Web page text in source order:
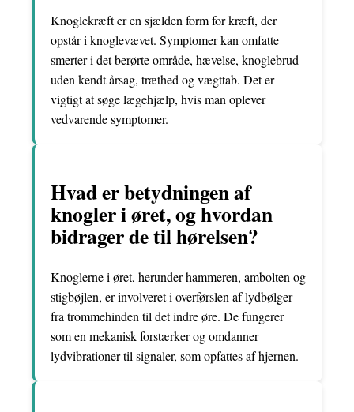
Knoglekræft er en sjælden form for kræft, der
opstår i knoglevævet. Symptomer kan omfatte
smerter i det berørte område, hævelse, knoglebrud
uden kendt årsag, træthed og vægttab. Det er
vigtigt at søge lægehjælp, hvis man oplever
vedvarende symptomer.
Hvad er betydningen af
knogler i øret, og hvordan
bidrager de til hørelsen?
Knoglerne i øret, herunder hammeren, ambolten og
stigbøjlen, er involveret i overførslen af lydbølger
fra trommehinden til det indre øre. De fungerer
som en mekanisk forstærker og omdanner
lydvibrationer til signaler, som opfattes af hjernen.